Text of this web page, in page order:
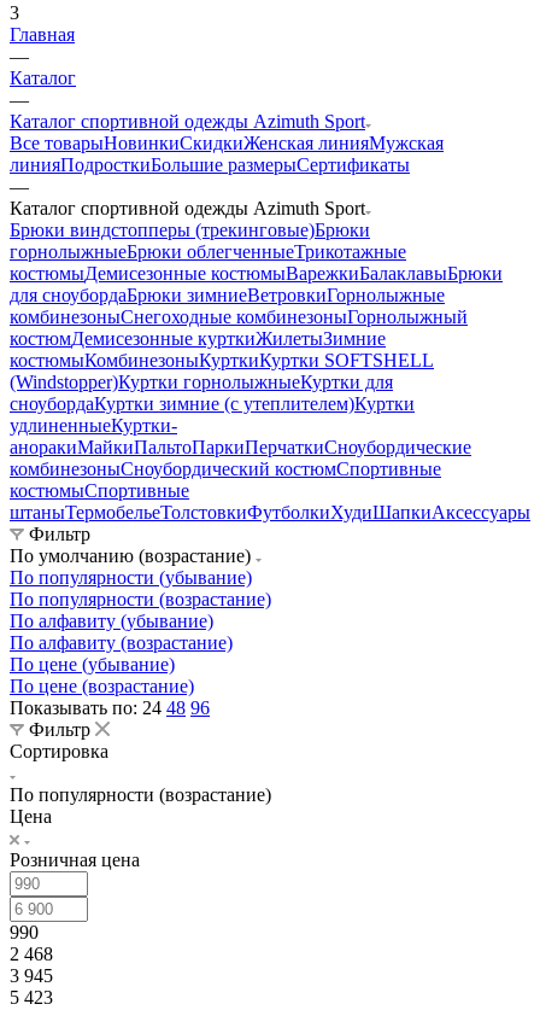
3
Главная
—
Каталог
—
Каталог спортивной одежды Azimuth Sport
Все товарыНовинкиСкидкиЖенская линияМужская
линияПодросткиБольшие размерыСертификаты
—
Каталог спортивной одежды Azimuth Sport
Брюки виндстопперы (трекинговые)Брюки
горнолыжныеБрюки облегченныеТрикотажные
костюмыДемисезонные костюмыВарежкиБалаклавыБрюки
для сноубордаБрюки зимниеВетровкиГорнолыжные
комбинезоныСнегоходные комбинезоныГорнолыжный
костюмДемисезонные курткиЖилетыЗимние
костюмыКомбинезоныКурткиКуртки SOFTSHELL
(Windstopper)Куртки горнолыжныеКуртки для
сноубордаКуртки зимние (с утеплителем)Куртки
удлиненныеКуртки-
аноракиМайкиПальтоПаркиПерчаткиСноубордические
комбинезоныСноубордический костюмСпортивные
костюмыСпортивные
штаныТермобельеТолстовкиФутболкиХудиШапкиАксессуары
Фильтр
По умолчанию (возрастание)
По популярности (убывание)
По популярности (возрастание)
По алфавиту (убывание)
По алфавиту (возрастание)
По цене (убывание)
По цене (возрастание)
Показывать по: 24 48 96
Фильтр
Сортировка
По популярности (возрастание)
Цена
Розничная цена
990
2 468
3 945
5 423